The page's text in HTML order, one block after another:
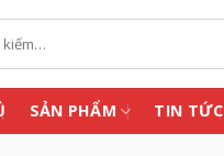
SẢN PHẨM TIN TỨC